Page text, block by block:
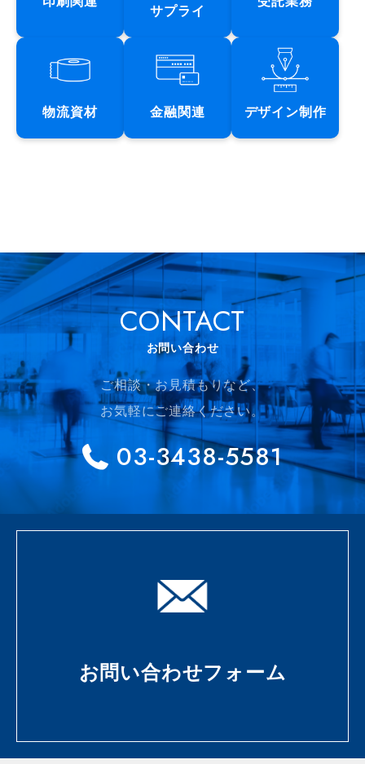
サプライ
物流資材 金融関連 デザイン制作
CONTACT
お問い合わせ
ご相談・お見積もりなど、
お気軽にご連絡ください。
03-3438-5581
お問い合わせフォーム